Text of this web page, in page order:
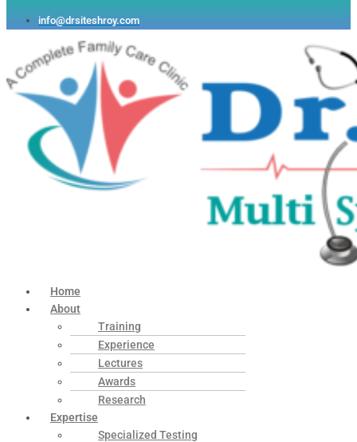
info@drsiteshroy.com
Home
About
Training
Experience
Lectures
Awards
Research
Expertise
Specialized Testing